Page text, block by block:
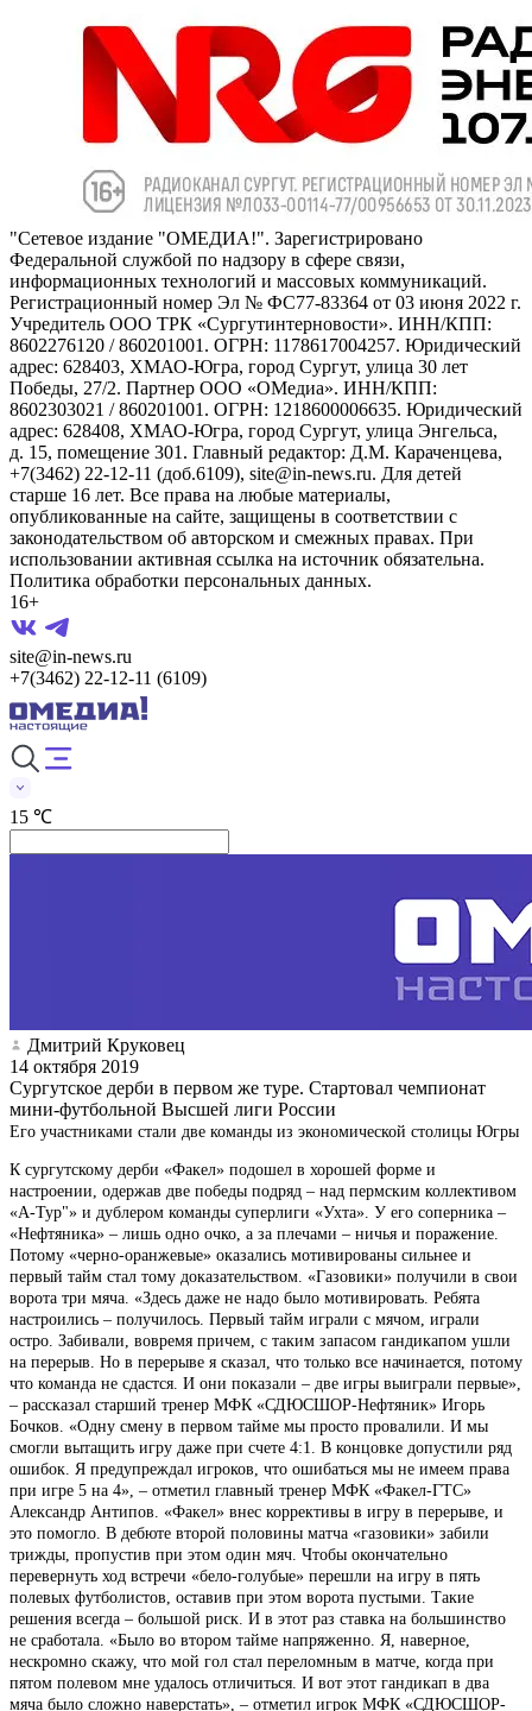
"Сетевое издание "ОМЕДИА!". Зарегистрировано
Федеральной службой по надзору в сфере связи,
информационных технологий и массовых коммуникаций.
Регистрационный номер Эл № ФС77-83364 от 03 июня 2022 г.
Учредитель ООО ТРК «Сургутинтерновости». ИНН/КПП:
8602276120 / 860201001. ОГРН: 1178617004257. Юридический
адрес: 628403, ХМАО-Югра, город Сургут, улица 30 лет
Победы, 27/2. Партнер ООО «ОМедиа». ИНН/КПП:
8602303021 / 860201001. ОГРН: 1218600006635. Юридический
адрес: 628408, ХМАО-Югра, город Сургут, улица Энгельса,
д. 15, помещение 301. Главный редактор: Д.М. Караченцева,
+7(3462) 22-12-11 (доб.6109), site@in-news.ru. Для детей
старше 16 лет. Все права на любые материалы,
опубликованные на сайте, защищены в соответствии с
законодательством об авторском и смежных правах. При
использовании активная ссылка на источник обязательна.
Политика обработки персональных данных.
16+
site@in-news.ru
+7(3462) 22-12-11 (6109)
15 ℃
Дмитрий Круковец
14 октября 2019
Сургутское дерби в первом же туре. Стартовал чемпионат
мини-футбольной Высшей лиги России
Его участниками стали две команды из экономической столицы Югры
К сургутскому дерби «Факел» подошел в хорошей форме и
настроении, одержав две победы подряд – над пермским коллективом
«А-Тур"» и дублером команды суперлиги «Ухта». У его соперника –
«Нефтяника» – лишь одно очко, а за плечами – ничья и поражение.
Потому «черно-оранжевые» оказались мотивированы сильнее и
первый тайм стал тому доказательством. «Газовики» получили в свои
ворота три мяча. «Здесь даже не надо было мотивировать. Ребята
настроились – получилось. Первый тайм играли с мячом, играли
остро. Забивали, вовремя причем, с таким запасом гандикапом ушли
на перерыв. Но в перерыве я сказал, что только все начинается, потому
что команда не сдастся. И они показали – две игры выиграли первые»,
– рассказал старший тренер МФК «СДЮСШОР-Нефтяник» Игорь
Бочков. «Одну смену в первом тайме мы просто провалили. И мы
смогли вытащить игру даже при счете 4:1. В концовке допустили ряд
ошибок. Я предупреждал игроков, что ошибаться мы не имеем права
при игре 5 на 4», – отметил главный тренер МФК «Факел-ГТС»
Александр Антипов. «Факел» внес коррективы в игру в перерыве, и
это помогло. В дебюте второй половины матча «газовики» забили
трижды, пропустив при этом один мяч. Чтобы окончательно
перевернуть ход встречи «бело-голубые» перешли на игру в пять
полевых футболистов, оставив при этом ворота пустыми. Такие
решения всегда – большой риск. И в этот раз ставка на большинство
не сработала. «Было во втором тайме напряженно. Я, наверное,
нескромно скажу, что мой гол стал переломным в матче, когда при
пятом полевом мне удалось отличиться. И вот этот гандикап в два
мяча было сложно наверстать», – отметил игрок МФК «СДЮСШОР-